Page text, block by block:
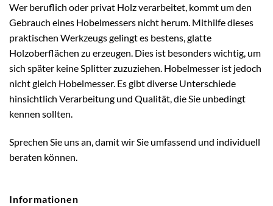
Wer beruflich oder privat Holz verarbeitet, kommt um den
Gebrauch eines Hobelmessers nicht herum. Mithilfe dieses
praktischen Werkzeugs gelingt es bestens, glatte
Holzoberflächen zu erzeugen. Dies ist besonders wichtig, um
sich später keine Splitter zuzuziehen. Hobelmesser ist jedoch
nicht gleich Hobelmesser. Es gibt diverse Unterschiede
hinsichtlich Verarbeitung und Qualität, die Sie unbedingt
kennen sollten.
Sprechen Sie uns an, damit wir Sie umfassend und individuell
beraten können.
Informationen